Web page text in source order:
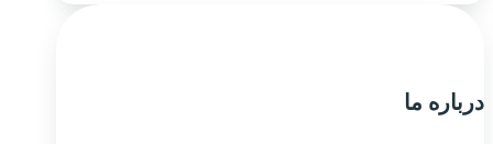
درباره ما